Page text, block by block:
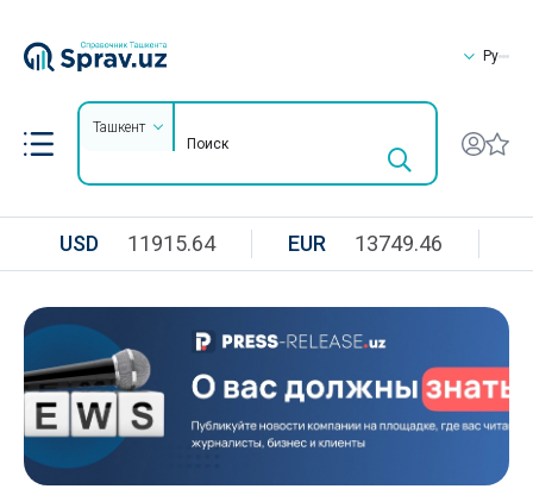
Ру
Ташкент
USD 11915.64 EUR 13749.46